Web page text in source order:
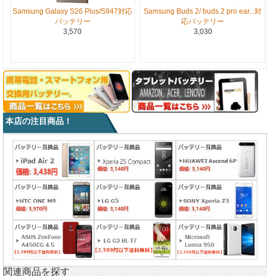
Samsung Galaxy S26 Plus/S947対応
バッテリー
3,570
Samsung Buds 2/ buds 2 pro ear...対
応バッテリー
3,030
本店の注目商品！
関連商品を探す